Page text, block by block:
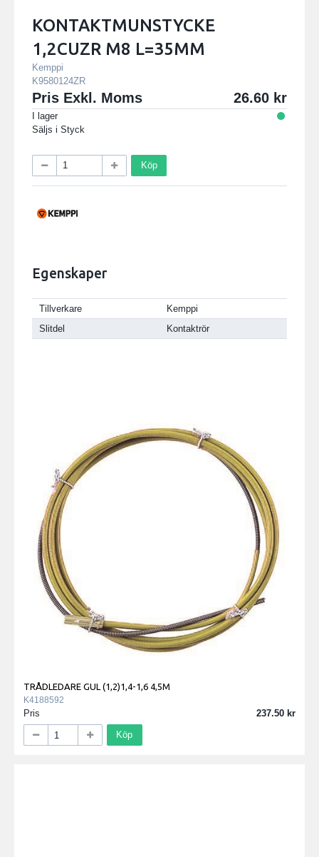
KONTAKTMUNSTYCKE
1,2CUZR M8 L=35MM
Kemppi
K9580124ZR
Pris Exkl. Moms 26.60
I lager
Säljs i Styck
Köp
Egenskaper
Tillverkare
Kemppi
Slitdel
Kontaktrör
TRÅDLEDARE GUL (1,2)1,4-1,6 4,5M
K4188592
Pris 237.50
Köp